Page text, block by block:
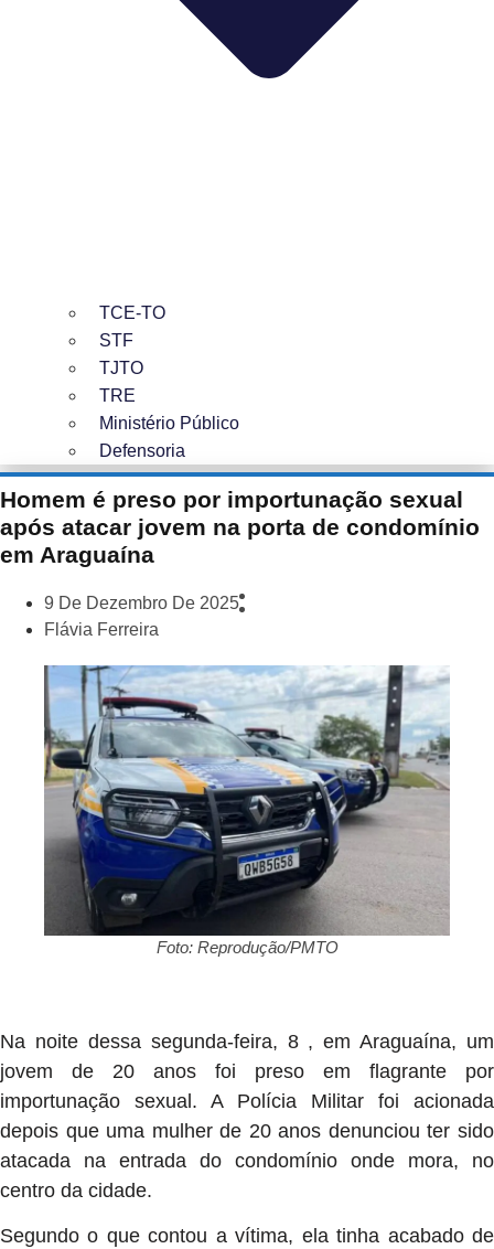
TCE-TO
STF
TJTO
TRE
Ministério Público
Defensoria
Homem é preso por importunação sexual
após atacar jovem na porta de condomínio
em Araguaína
9 De Dezembro De 2025
Flávia Ferreira
Foto: Reprodução/PMTO
Na noite dessa segunda-feira, 8 , em Araguaína, um
jovem de 20 anos foi preso em flagrante por
importunação sexual. A Polícia Militar foi acionada
depois que uma mulher de 20 anos denunciou ter sido
atacada na entrada do condomínio onde mora, no
centro da cidade.
Segundo o que contou a vítima, ela tinha acabado de